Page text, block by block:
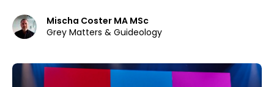
Mischa Coster MA MSc
Grey Matters & Guideology